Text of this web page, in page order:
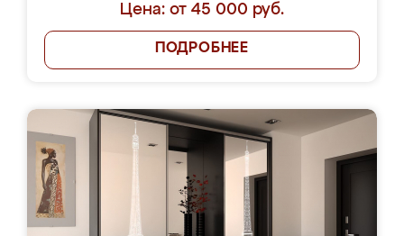
Цена: от 45 000 руб.
ПОДРОБНЕЕ